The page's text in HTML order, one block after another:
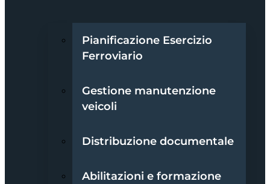
Pianificazione Esercizio
Ferroviario
Gestione manutenzione
veicoli
Distribuzione documentale
Abilitazioni e formazione